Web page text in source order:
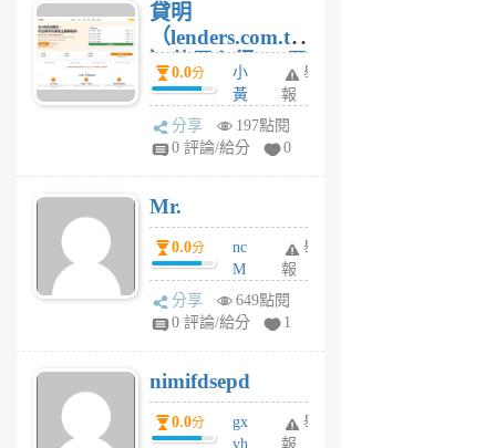
貸明
（lenders.com.tw
）使用心得 — 民
間貸款比較平台
體驗
0.0分
小
黃
蜂
1
舉
報
分享
197點閱
0 評論/給分
0
Mr.
0.0分
nc
M
U
F
U
5
個
舉
報
分享
649點閱
0 評論/給分
1
nimifdsepd
0.0分
gx
yh
舉
報